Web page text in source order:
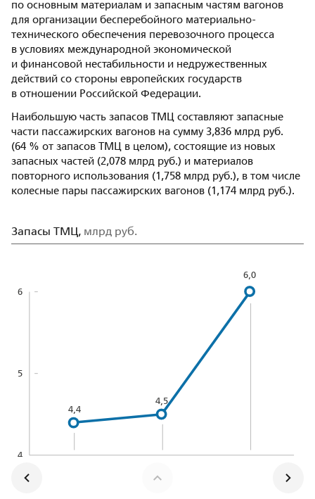
по основным материалам и запасным частям вагонов
для организации бесперебойного материально-
технического обеспечения перевозочного процесса
в условиях международной экономической
и финансовой нестабильности и недружественных
действий со стороны европейских государств
в отношении Российской Федерации.
Наибольшую часть запасов ТМЦ составляют запасные
части пассажирских вагонов на сумму 3,836 млрд руб.
(64 % от запасов ТМЦ в целом), состоящие из новых
запасных частей (2,078 млрд руб.) и материалов
повторного использования (1,758 млрд руб.), в том числе
колесные пары пассажирских вагонов (1,174 млрд руб.).
Запасы ТМЦ, млрд руб.
4
5
6
4,5
6,0
4,4